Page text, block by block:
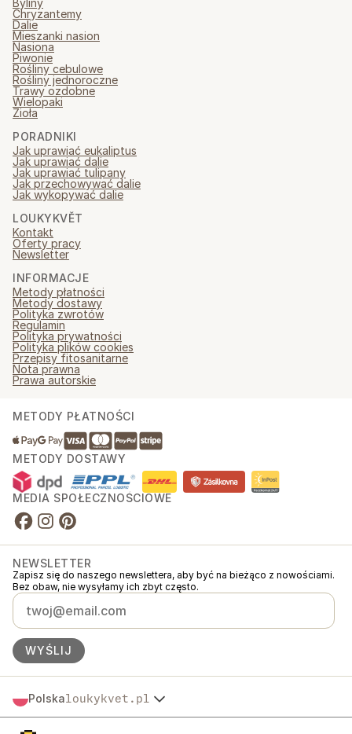
Byliny
Chryzantemy
Dalie
Mieszanki nasion
Nasiona
Piwonie
Rośliny cebulowe
Rośliny jednoroczne
Trawy ozdobne
Wielopaki
Zioła
PORADNIKI
Jak uprawiać eukaliptus
Jak uprawiać dalie
Jak uprawiać tulipany
Jak przechowywać dalie
Jak wykopywać dalie
LOUKYKVĚT
Kontakt
Oferty pracy
Newsletter
INFORMACJE
Metody płatności
Metody dostawy
Polityka zwrotów
Regulamin
Polityka prywatności
Polityka plików cookies
Przepisy fitosanitarne
Nota prawna
Prawa autorskie
METODY PŁATNOŚCI
METODY DOSTAWY
MEDIA SPOŁECZNOŚCIOWE
NEWSLETTER
Zapisz się do naszego newslettera, aby być na bieżąco z nowościami.
Bez obaw, nie wysyłamy ich zbyt często.
WYŚLIJ
Polskaloukykvet.pl
Česko
Slovensko